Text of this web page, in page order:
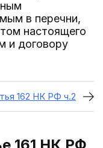
в перечни,
настоящего
и договору
162 НК РФ ч.2